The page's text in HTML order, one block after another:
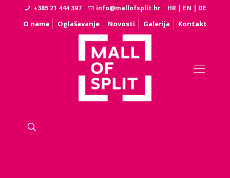
+385 21 444 397 info@mallofsplit.hr HR | EN | DE
O nama Oglašavanje Novosti Galerija Kontakt